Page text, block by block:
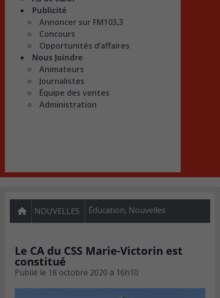
Publicité
Annoncer sur FM103,3
Concours
Opportunités d’affaires
Nous Joindre
Animateurs
Journalistes
Équipe des ventes
Administration
NOUVELLES Éducation, Nouvelles
Le CA du CSS Marie-Victorin est
constitué
Publié le 18 octobre 2020 à 16h10